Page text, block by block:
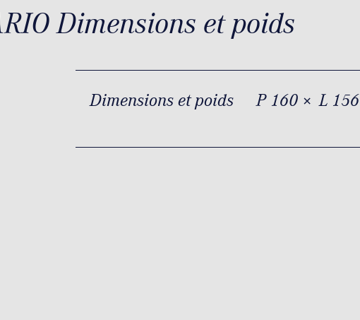
Dimensions et poids
Dimensions et poids P 160 × L 156